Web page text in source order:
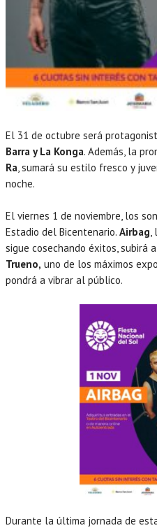
El 31 de octubre será
Barra y La Konga. Además, la
Ra , sumará su estilo fresco y
noche.
El viernes 1 de noviembre, los
Estadio del Bicentenario. Airbag
sigue cosechando éxitos, subirá
Trueno, uno de los máximos
pondrá a vibrar al público.
Durante la última jornada de